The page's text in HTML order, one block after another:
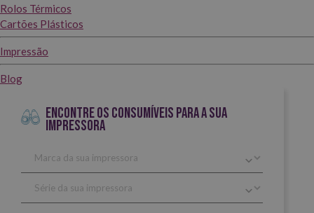
Rolos Térmicos
Cartões Plásticos
Impressão
Blog
ENCONTRE OS CONSUMÍVEIS PARA A SUA
IMPRESSORA